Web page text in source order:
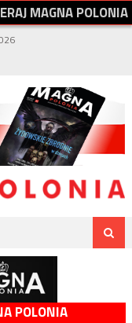
ERAJMAGNAPOLONIA
POLONIA